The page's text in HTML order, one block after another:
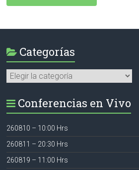
Categorías
Categorías
Conferencias en Vivo
260810 – 10:00 Hrs
260811 – 20:30 Hrs
260819 – 11:00 Hrs